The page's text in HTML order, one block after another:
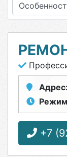
Адрес:
+7